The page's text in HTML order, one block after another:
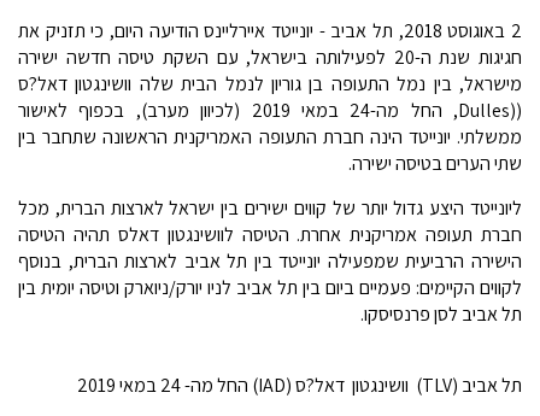
2 באוגוסט 2018, תל אביב - יונייטד איירליינס הודיעה היום, כי תזניק את
חגיגות שנת ה-20 לפעילותה בישראל, עם השקת טיסה חדשה ישירה
מישראל, בין נמל התעופה בן גוריון לנמל הבית שלה וושינגטון דאל?ס
((Dulles, החל מה-24 במאי 2019 (לכיוון מערב), בכפוף לאישור
ממשלתי. יונייטד הינה חברת התעופה האמריקנית הראשונה שתחבר בין
שתי הערים בטיסה ישירה.
ליונייטד היצע גדול יותר של קווים ישירים בין ישראל לארצות הברית, מכל
חברת תעופה אמריקנית אחרת. הטיסה לוושינגטון דאלס תהיה הטיסה
הישירה הרביעית שמפעילה יונייטד בין תל אביב לארצות הברית, בנוסף
לקווים הקיימים: פעמיים ביום בין תל אביב לניו יורק/ניוארק וטיסה יומית בין
תל אביב לסן פרנסיסקו.
תל אביב (TLV)  וושינגטון דאל?ס (IAD) החל מה- 24 במאי 2019